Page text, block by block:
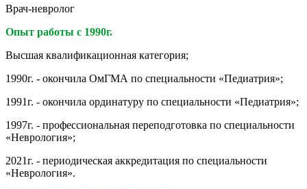
Врач-невролог
Опыт работы с 1990г.
Высшая квалификационная категория;
1990г. - окончила ОмГМА по специальности «Педиатрия»;
1991г. - окончила ординатуру по специальности «Педиатрия»;
1997г. - профессиональная переподготовка по специальности
«Неврология»;
2021г. - периодическая аккредитация по специальности
«Неврология».